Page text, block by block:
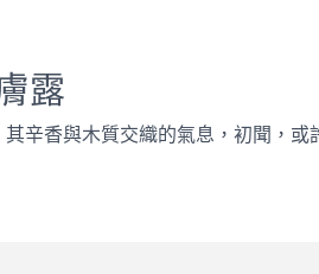
露
辛香與木質交織的氣息，初聞，或